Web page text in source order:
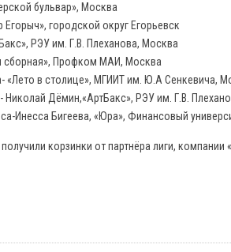
бульвар», Москва
Егорыч», городской округ Егорьевск
РЭУ им. Г.В. Плеханова, Москва
сборная», Профком МАИ, Москва
«Лето в столице», МГИИТ им. Ю.А Сенкевича,
Николай Дёмин,«АртБакс», РЭУ им. Г.В.
Инесса Бигеева, «Юра», Финансовый
корзинки от партнёра лиги, компании